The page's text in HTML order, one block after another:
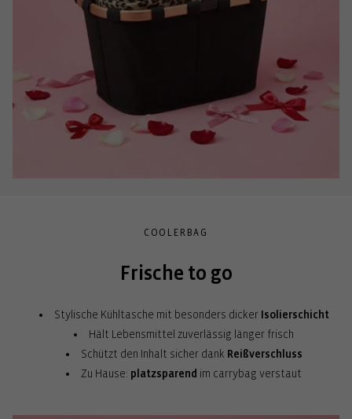
COOLERBAG
Frische to go
Stylische Kühltasche mit besonders dicker Isolierschicht
Hält Lebensmittel zuverlässig länger frisch
Schützt den Inhalt sicher dank Reißverschluss
Zu Hause: platzsparend im carrybag verstaut